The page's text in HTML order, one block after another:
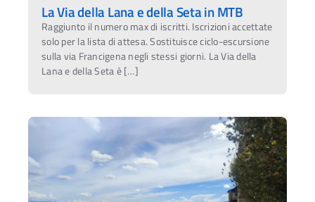
La Via della Lana e della Seta in MTB
Raggiunto il numero max di iscritti. Iscrizioni accettate
solo per la lista di attesa. Sostituisce ciclo-escursione
sulla via Francigena negli stessi giorni. La Via della
Lana e della Seta è […]